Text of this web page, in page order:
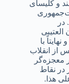
و کلیسای
با
از انقلاب
معجزه‌گر
در نقاط
هذا.